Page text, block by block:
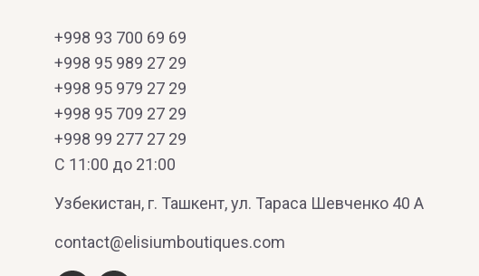
+998 93 700 69 69
+998 95 989 27 29
+998 95 979 27 29
+998 95 709 27 29
+998 99 277 27 29
C 11:00 до 21:00
Узбекистан, г. Ташкент, ул. Тараса Шевченко 40 А
contact@elisiumboutiques.com